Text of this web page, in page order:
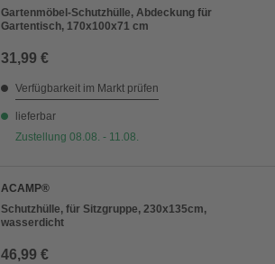
Gartenmöbel-Schutzhülle, Abdeckung für
Gartentisch, 170x100x71 cm
31,99 €
Verfügbarkeit im Markt prüfen
lieferbar
Zustellung 08.08. - 11.08.
ACAMP®
Schutzhülle, für Sitzgruppe, 230x135cm,
wasserdicht
46,99 €